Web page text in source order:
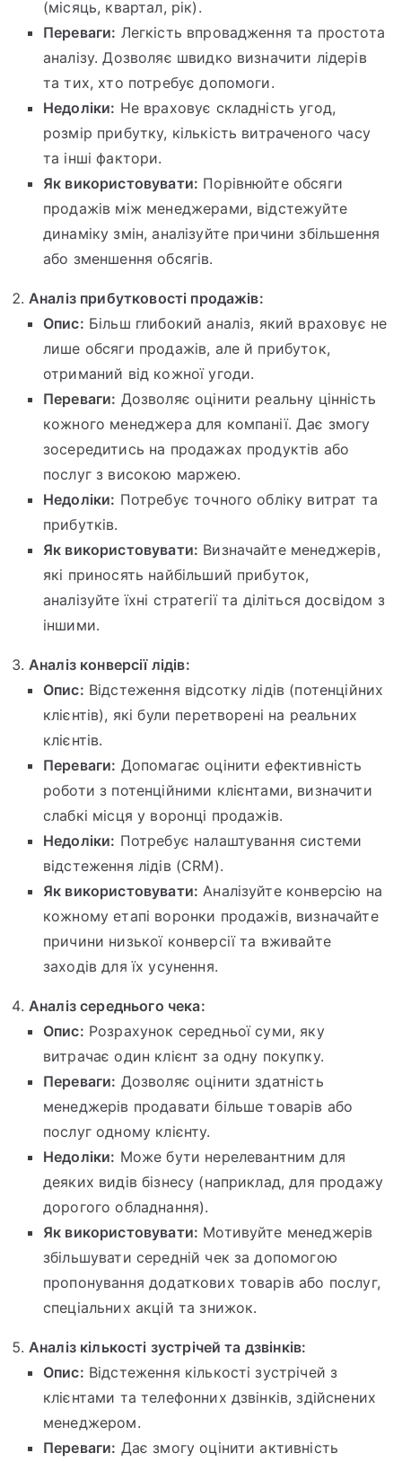
(місяць, квартал, рік).
Переваги: Легкість впровадження та простота
аналізу. Дозволяє швидко визначити лідерів
та тих, хто потребує допомоги.
Недоліки: Не враховує складність угод,
розмір прибутку, кількість витраченого часу
та інші фактори.
Як використовувати: Порівнюйте обсяги
продажів між менеджерами, відстежуйте
динаміку змін, аналізуйте причини збільшення
або зменшення обсягів.
Аналіз прибутковості продажів:
Опис: Більш глибокий аналіз, який враховує не
лише обсяги продажів, але й прибуток,
отриманий від кожної угоди.
Переваги: Дозволяє оцінити реальну цінність
кожного менеджера для компанії. Дає змогу
зосередитись на продажах продуктів або
послуг з високою маржею.
Недоліки: Потребує точного обліку витрат та
прибутків.
Як використовувати: Визначайте менеджерів,
які приносять найбільший прибуток,
аналізуйте їхні стратегії та діліться досвідом з
іншими.
Аналіз конверсії лідів:
Опис: Відстеження відсотку лідів (потенційних
клієнтів), які були перетворені на реальних
клієнтів.
Переваги: Допомагає оцінити ефективність
роботи з потенційними клієнтами, визначити
слабкі місця у воронці продажів.
Недоліки: Потребує налаштування системи
відстеження лідів (CRM).
Як використовувати: Аналізуйте конверсію на
кожному етапі воронки продажів, визначайте
причини низької конверсії та вживайте
заходів для їх усунення.
Аналіз середнього чека:
Опис: Розрахунок середньої суми, яку
витрачає один клієнт за одну покупку.
Переваги: Дозволяє оцінити здатність
менеджерів продавати більше товарів або
послуг одному клієнту.
Недоліки: Може бути нерелевантним для
деяких видів бізнесу (наприклад, для продажу
дорогого обладнання).
Як використовувати: Мотивуйте менеджерів
збільшувати середній чек за допомогою
пропонування додаткових товарів або послуг,
спеціальних акцій та знижок.
Аналіз кількості зустрічей та дзвінків:
Опис: Відстеження кількості зустрічей з
клієнтами та телефонних дзвінків, здійснених
менеджером.
Переваги: Дає змогу оцінити активність